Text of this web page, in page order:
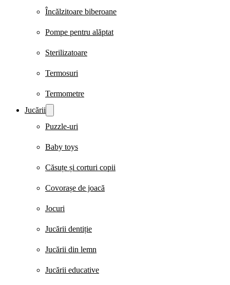
Încălzitoare biberoane
Pompe pentru alăptat
Sterilizatoare
Termosuri
Termometre
Jucării
Puzzle-uri
Baby toys
Căsuțe și corturi copii
Covorașe de joacă
Jocuri
Jucării dentiție
Jucării din lemn
Jucării educative